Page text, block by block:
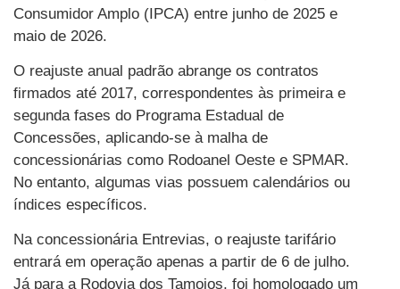
Consumidor Amplo (IPCA) entre junho de 2025 e
maio de 2026.
O reajuste anual padrão abrange os contratos
firmados até 2017, correspondentes às primeira e
segunda fases do Programa Estadual de
Concessões, aplicando-se à malha de
concessionárias como Rodoanel Oeste e SPMAR.
No entanto, algumas vias possuem calendários ou
índices específicos.
Na concessionária Entrevias, o reajuste tarifário
entrará em operação apenas a partir de 6 de julho.
Já para a Rodovia dos Tamoios, foi homologado um